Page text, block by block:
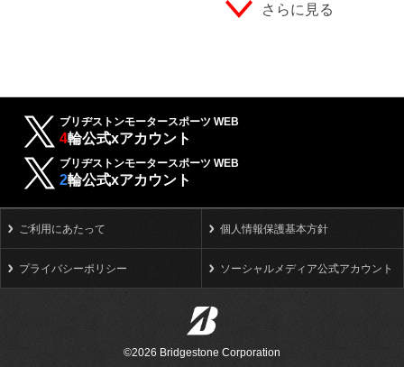
さらに見る
ブリヂストンモータースポーツ WEB
4輪公式xアカウント
ブリヂストンモータースポーツ WEB
2輪公式xアカウント
ご利用にあたって 個人情報保護基本方針
プライバシーポリシー ソーシャルメディア公式アカウント
©2026 Bridgestone Corporation